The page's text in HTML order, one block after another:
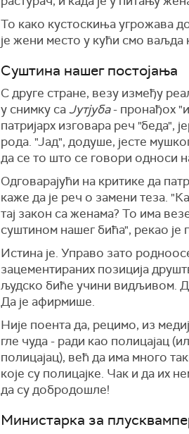
То како кустоскиња угрожава
је жени место у кући смо
Суштина нашег постојања
С друге стране, везу између
у снимку са Јутјуба- пронађох
патријарх изговара реч "беда",
рода. "Јад", додуше, јесте
да се то што се говори односи
Одговарајући на критике да
каже да је реч о замени теза.
тај закон са женама? То има
суштином нашег бића", рекао је
Истина је. Управо зато
зацементираних позиција
људско биће учини видљивом.
Да је афирмише.
Није поента да, рецимо, из
гле чуда - ради као полицајац
полицајац), већ да има много
које су полицајке. Чак и да их
да су добродошле!
Министарка за